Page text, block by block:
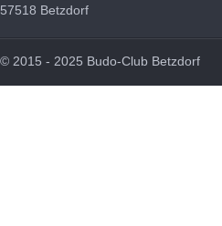
57518 Betzdorf
© 2015 - 2025 Budo-Club Betzdorf